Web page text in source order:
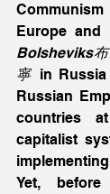
Bolsheviks
寧 in
Russian
countries
capitalist
Yet,